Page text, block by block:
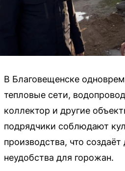
В Благовещенске
тепловые сети,
коллектор и другие
подрядчики соблюдают
производства, что
неудобства для горожан.